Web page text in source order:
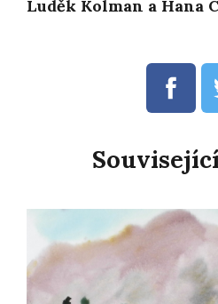
Luděk Kolman a Hana